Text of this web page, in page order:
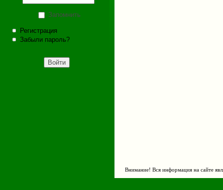
Запомнить
Регистрация
Забыли пароль?
Внимание! Вся информация на сайте